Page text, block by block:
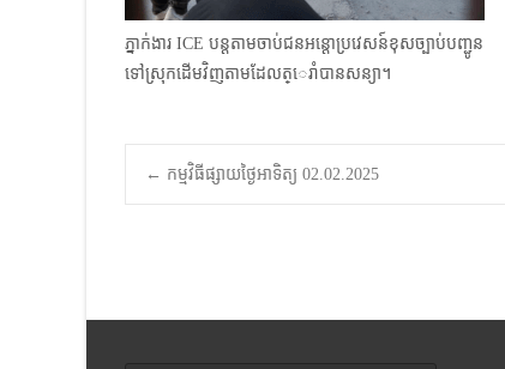
ភ្នាក់ងារ ICE បន្តតាមចាប់ជនអន្តោប្រវេសន៍ខុសច្បាប់​បញ្ជូន
ទៅស្រុកដើមវិញតាមដែលត្េរាំបានសន្យា។
Post
← កម្មវិធីផ្សាយថ្ងៃអាទិត្យ 02.02.2025